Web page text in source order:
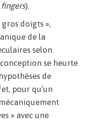
).
doigts »,
de la
selon
se heurte
de
pour qu’un
» avec une